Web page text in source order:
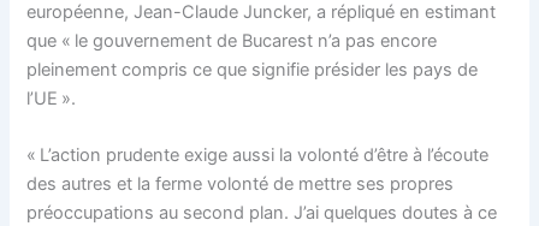
européenne, Jean-Claude Juncker, a répliqué en estimant
que « le gouvernement de Bucarest n’a pas encore
pleinement compris ce que signifie présider les pays de
l’UE ».
« L’action prudente exige aussi la volonté d’être à l’écoute
des autres et la ferme volonté de mettre ses propres
préoccupations au second plan. J’ai quelques doutes à ce